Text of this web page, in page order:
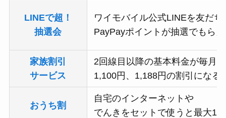
LINEで超！
抽選会
ワイモバイル公式LINEを友だち
PayPayポイントが抽選でもら
家族割引
サービス
2回線目以降の基本料金が毎月
1,100円、1,188円の割引になる
おうち割
自宅のインターネットや
でんきをセットで使うと最大